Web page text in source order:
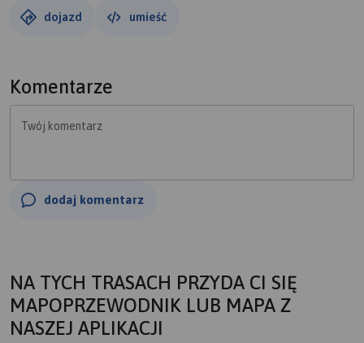
dojazd umieść
Komentarze
Twój komentarz
dodaj komentarz
NA TYCH TRASACH PRZYDA CI SIĘ
MAPOPRZEWODNIK LUB MAPA Z
NASZEJ APLIKACJI